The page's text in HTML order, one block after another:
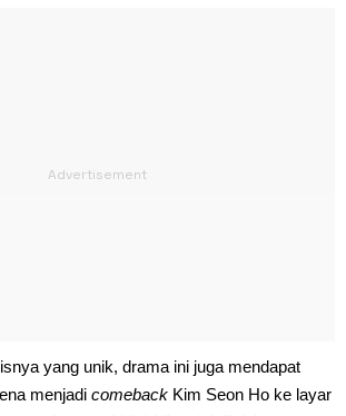
yang unik, drama ini juga mendapat
menjadi comeback Kim Seon Ho ke layar